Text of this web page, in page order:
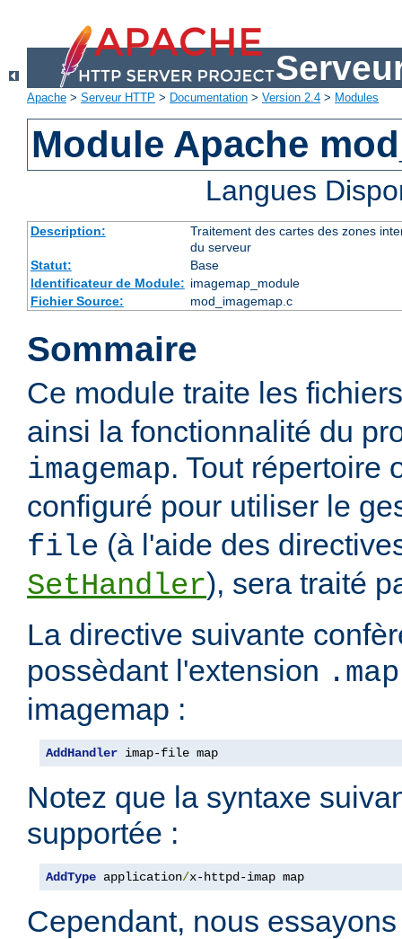
Apache > Serveur HTTP > Documentation > Version 2.4 > Modules
Module Apache
Langues
Description:
Traitement des cartes des zones
du serveur
Statut:
Base
Identificateur de Module: imagemap_module
Fichier Source:
mod_imagemap.c
Sommaire
Ce module traite les
ainsi la fonctionnalité du
imagemap. Tout répertoire
configuré pour utiliser le
file (à l'aide des
SetHandler), sera traité
La directive suivante
possèdant l'extension .map
imagemap :
AddHandler imap-file map
Notez que la syntaxe
supportée :
AddType application/x-httpd-imap map
Cependant, nous